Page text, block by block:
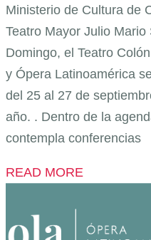
Ministerio de Cultura de
Teatro Mayor Julio Mario
Domingo, el Teatro
y Ópera Latinoamérica
del 25 al 27 de
año. . Dentro de la
contempla conferencias
READ MORE